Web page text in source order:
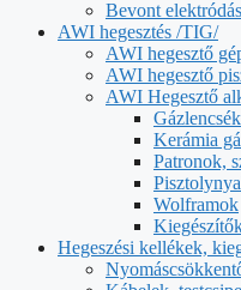
Bevont
AWI hegesztés /TIG/
AWI hegesztő
AWI hegesztő
AWI Hegesztő
Gázlencsék
Kerámia
Patronok,
Wolframok
Hegeszési kellékek,